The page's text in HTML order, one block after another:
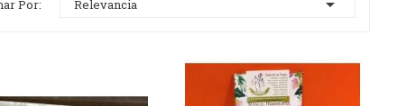
Por: Relevancia 